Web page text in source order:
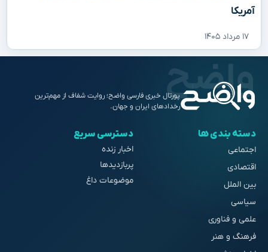
آمریکا
۱۷ مرداد ۱۴۰۵
پورتال خبری فارسی واضح؛ روایت شفاف از مهم‌ترین
رخدادهای ایران و جهان.
دسته بندی ها
اجتماعی
اقتصادی
بین الملل
سیاسی
علمی و فناوری
فرهنگ و هنر
دسترسی سریع
اخبار زنده
پربازدیدها
موضوعات داغ